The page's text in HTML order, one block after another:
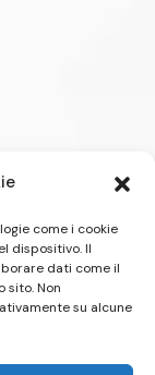
come i cookie
dispositivo. Il
dati come il
sito. Non
su alcune